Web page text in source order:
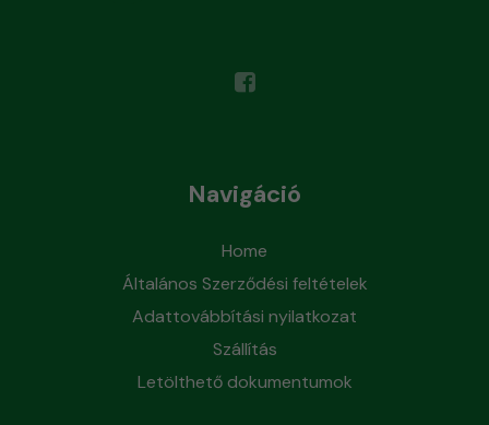
Navigáció
Home
Általános Szerződési feltételek
Adattovábbítási nyilatkozat
Szállítás
Letölthető dokumentumok